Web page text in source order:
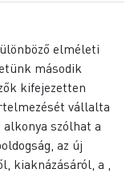
elméleti
második
kifejezetten
vállalta
szólhat a
az új
kiaknázásáról, a ,